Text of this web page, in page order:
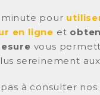
pour
en ligne et
vous
sereinement
pas à consulter